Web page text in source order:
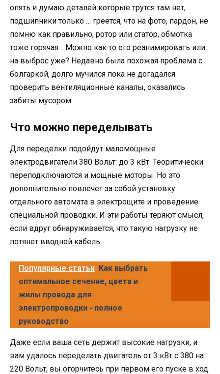
опять и думаю деталей которые трутся там нет,
подшипники только … греется, что на фото, пардон, не
помню как правильно, ротор или статор, обмотка
тоже горячая… Можно как то его реанимировать или
на выброс уже? Недавно была похожая проблема с
болгаркой, долго мучился пока не догадался
проверить вентиляционные каналы, оказались
забиты мусором.
Что можно переделывать
Для переделки подойдут маломощные
электродвигатели 380 Вольт: до 3 кВт. Теоритически
переподключаются и мощные моторы. Но это
дополнительно повлечет за собой установку
отдельного автомата в электрощите и проведение
специальной проводки. И эти работы теряют смысл,
если вдруг обнаруживается, что такую нагрузку не
потянет вводной кабель.
Популярные статьи Как выбрать
оптимальное сечение, цвета и
жилы провода для
электропроводки - полное
руководство
Даже если ваша сеть держит высокие нагрузки, и
вам удалось переделать двигатель от 3 кВт с 380 на
220 Вольт, вы огорчитесь при первом его пуске в ход.